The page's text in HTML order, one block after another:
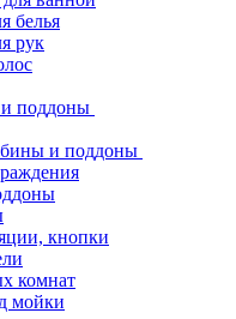
белья
рук
поддоны
и поддоны
кнопки
комнат
мойки